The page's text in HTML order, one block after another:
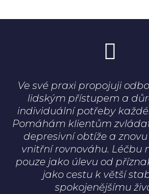
Ve své praxi propojuji
lidským přístupem a
individuální potřeby
Pomáhám klientům
depresivní obtíže a
vnitřní rovnováhu. Léčbu
pouze jako úlevu od
jako cestu k větší
spokojenějšímu